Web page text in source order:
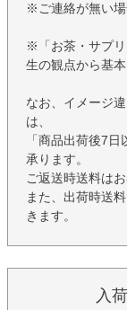
※ご連絡が無い場
※「お茶・サプ
生の観点から基
なお、イメージ
は、
「商品出荷後7
承ります。
ご返送時送料は
また、出荷時送
きます。
入